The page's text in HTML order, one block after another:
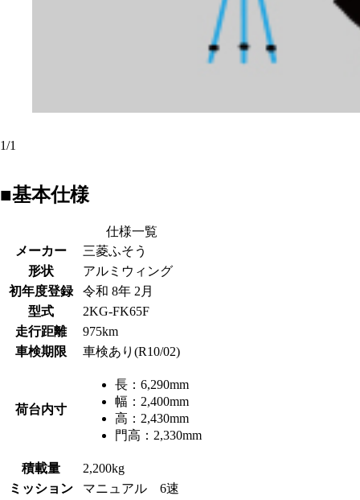
1/1
■基本仕様
仕様一覧
メーカー
三菱ふそう
形状
アルミウィング
初年度登録
令和 8年 2月
型式
2KG-FK65F
走行距離
975km
車検期限
車検あり(R10/02)
荷台内寸
長： 6,290mm
幅： 2,400mm
高： 2,430mm
門高： 2,330mm
積載量
2,200kg
ミッション
マニュアル 6速